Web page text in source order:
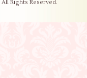
All Rights Reserved.